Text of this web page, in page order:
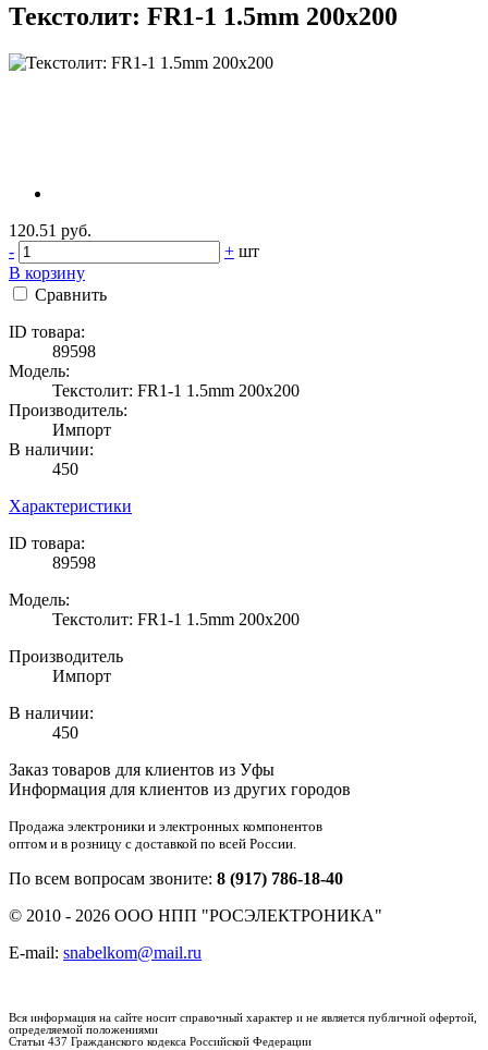
Текстолит: FR1-1 1.5mm 200x200
120.51 руб.
-
+ шт
В корзину
Сравнить
ID товара:
89598
Модель:
Текстолит: FR1-1 1.5mm 200x200
Производитель:
Импорт
В наличии:
450
Характеристики
ID товара:
89598
Модель:
Текстолит: FR1-1 1.5mm 200x200
Производитель
Импорт
В наличии:
450
Заказ товаров для клиентов из Уфы
Информация для клиентов из других городов
Продажа электроники и электронных компонентов
оптом и в розницу с доставкой по всей России.
По всем вопросам звоните: 8 (917) 786-18-40
© 2010 - 2026 ООО НПП "РОСЭЛЕКТРОНИКА"
E-mail: snabelkom@mail.ru
Вся информация на сайте носит справочный характер и не является публичной офертой,
определяемой положениями
Статьи 437 Гражданского кодекса Российской Федерации